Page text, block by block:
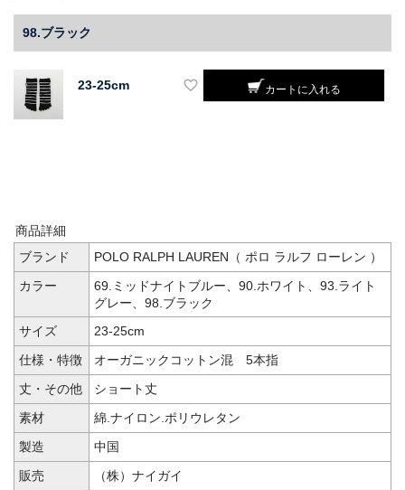
98.ブラック
23-25cm カートに入れる
商品詳細
ブランド
POLO RALPH LAUREN（ ポロ ラルフ ローレン ）
カラー
69.ミッドナイトブルー、90.ホワイト、93.ライト
グレー、98.ブラック
サイズ
23-25cm
仕様・特徴
オーガニックコットン混 5本指
丈・その他
ショート丈
素材
綿.ナイロン.ポリウレタン
製造
中国
販売
（株）ナイガイ